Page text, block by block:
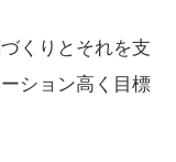
くりとそれを支
ション高く目標